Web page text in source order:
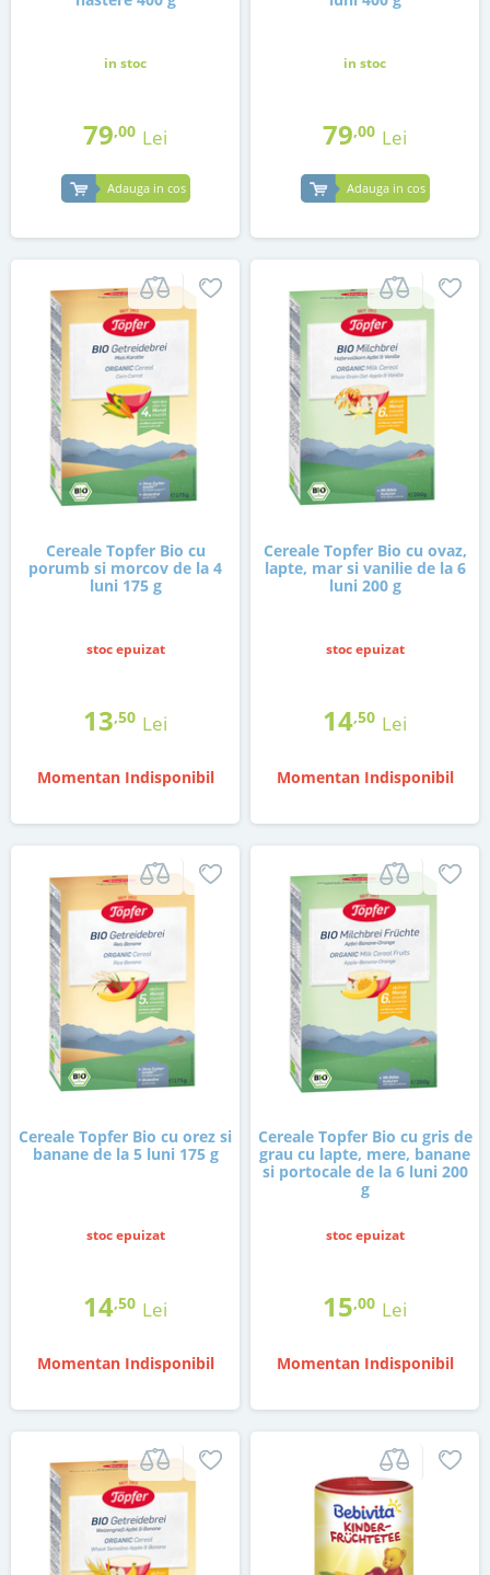
in stoc
79,00 Lei
Adauga in cos
in stoc
79,00 Lei
Adauga in cos
Cereale Topfer Bio cu
porumb si morcov de la 4
luni 175 g
stoc epuizat
13,50 Lei
Momentan Indisponibil
Cereale Topfer Bio cu ovaz,
lapte, mar si vanilie de la 6
luni 200 g
stoc epuizat
14,50 Lei
Momentan Indisponibil
Cereale Topfer Bio cu orez si
banane de la 5 luni 175 g
stoc epuizat
14,50 Lei
Momentan Indisponibil
Cereale Topfer Bio cu gris de
grau cu lapte, mere, banane
si portocale de la 6 luni 200
g
stoc epuizat
15,00 Lei
Momentan Indisponibil